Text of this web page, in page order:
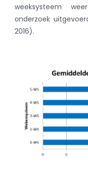
weeksysteem
onderzoek
2016).